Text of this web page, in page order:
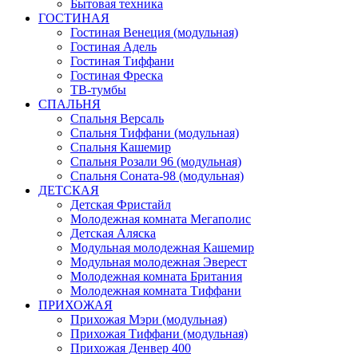
Бытовая техника
ГОСТИНАЯ
Гостиная Венеция (модульная)
Гостиная Адель
Гостиная Тиффани
Гостиная Фреска
ТВ-тумбы
СПАЛЬНЯ
Спальня Версаль
Спальня Тиффани (модульная)
Спальня Кашемир
Спальня Розали 96 (модульная)
Спальня Соната-98 (модульная)
ДЕТСКАЯ
Детская Фристайл
Молодежная комната Мегаполис
Детская Аляска
Модульная молодежная Кашемир
Модульная молодежная Эверест
Молодежная комната Британия
Молодежная комната Тиффани
ПРИХОЖАЯ
Прихожая Мэри (модульная)
Прихожая Тиффани (модульная)
Прихожая Денвер 400